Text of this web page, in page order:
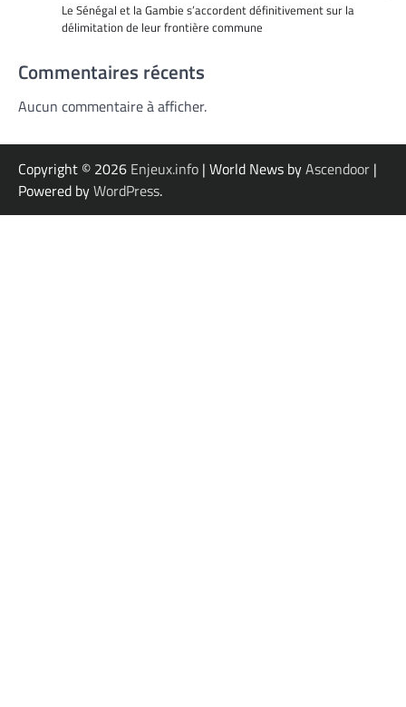
Le Sénégal et la Gambie s’accordent définitivement sur la
délimitation de leur frontière commune
Commentaires récents
Aucun commentaire à afficher.
Copyright © 2026 Enjeux.info | World News byAscendoor |
Powered byWordPress.